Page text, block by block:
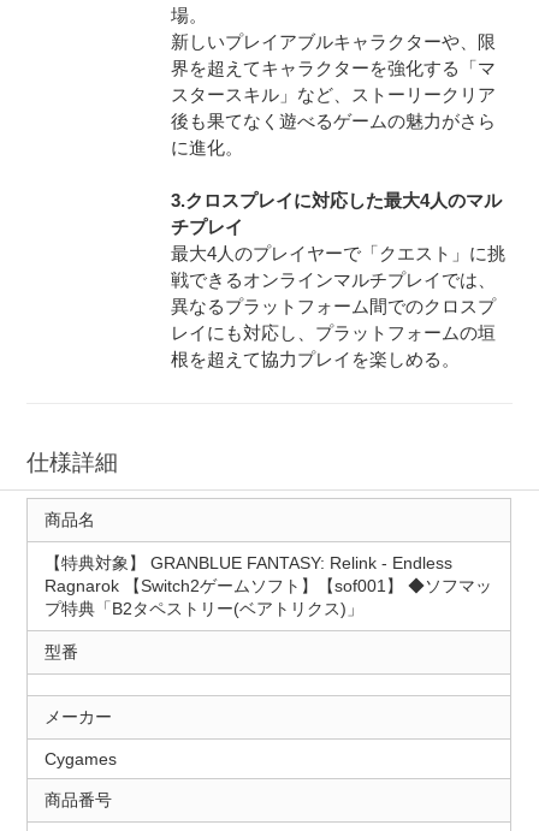
場。
新しいプレイアブルキャラクターや、限
界を超えてキャラクターを強化する「マ
スタースキル」など、ストーリークリア
後も果てなく遊べるゲームの魅力がさら
に進化。
3.クロスプレイに対応した最大4人のマル
チプレイ
最大4人のプレイヤーで「クエスト」に挑
戦できるオンラインマルチプレイでは、
異なるプラットフォーム間でのクロスプ
レイにも対応し、プラットフォームの垣
根を超えて協力プレイを楽しめる。
仕様詳細
商品名
【特典対象】 GRANBLUE FANTASY: Relink - Endless
Ragnarok 【Switch2ゲームソフト】【sof001】 ◆ソフマッ
プ特典「B2タペストリー(ベアトリクス)」
型番
メーカー
Cygames
商品番号